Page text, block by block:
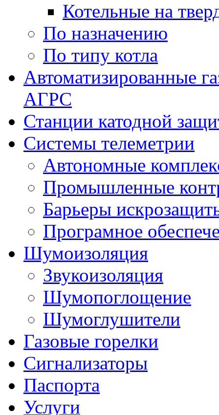
Котельные на
По назначению
По типу котла
Автоматизированные
АГРС
Станции катодной
Системы телеметрии
Автономные
Промышленные
Барьеры
Програмное
Шумоизоляция
Звукоизоляция
Шумопоглощение
Шумоглушители
Газовые горелки
Сигнализаторы
Паспорта
Услуги